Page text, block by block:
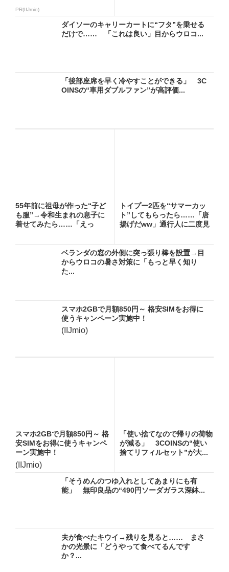
PR(IIJmio)
ダイソーのキャリーカートに“フタ”を乗せる
だけで…… 「これは良い」目からウロコ...
「後部座席を早く冷やすことができる」 3C
OINSの“車用ダブルファン”が高評価...
55年前に祖母が作った“子ど
も服”→令和生まれの息子に
着せてみたら……「えっ
トイプー2匹を“サマーカッ
ト”してもらったら……「唐
揚げだww」通行人に二度見
ベランダの窓の外側に突っ張り棒を設置→目
からウロコの暑さ対策に「もっと早く知り
た...
スマホ2GBで月額850円～ 格安SIMをお得に
使うキャンペーン実施中！
(IIJmio)
スマホ2GBで月額850円～ 格
安SIMをお得に使うキャンペ
ーン実施中！
(IIJmio)
「使い捨てなので帰りの荷物
が減る」 3COINSの“使い
捨てリフィルセット”が大...
「そうめんのつゆ入れとしてあまりにも有
能」 無印良品の“490円ソーダガラス深鉢...
夫が食べたキウイ→残りを見ると…… まさ
かの光景に「どうやって食べてるんです
か？...